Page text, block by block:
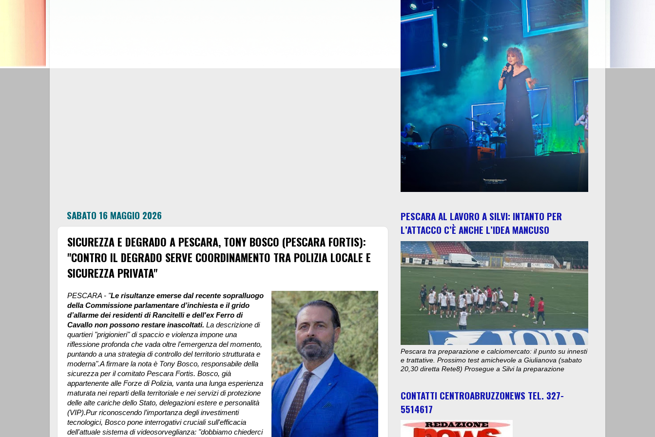
SABATO 16 MAGGIO 2026
SICUREZZA E DEGRADO A PESCARA, TONY BOSCO (PESCARA FORTIS):
"CONTRO IL DEGRADO SERVE COORDINAMENTO TRA POLIZIA LOCALE E
SICUREZZA PRIVATA"
PESCARA - "Le risultanze emerse dal recente sopralluogo
della Commissione parlamentare d’inchiesta e il grido
d’allarme dei residenti di Rancitelli e dell'ex Ferro di
Cavallo non possono restare inascoltati. La descrizione di
quartieri "prigionieri" di spaccio e violenza impone una
riflessione profonda che vada oltre l'emergenza del momento,
puntando a una strategia di controllo del territorio strutturata e
moderna".A firmare la nota è Tony Bosco, responsabile della
sicurezza per il comitato Pescara Fortis. Bosco, già
appartenente alle Forze di Polizia, vanta una lunga esperienza
maturata nei reparti della territoriale e nei servizi di protezione
delle alte cariche dello Stato, delegazioni estere e personalità
(VIP).Pur riconoscendo l’importanza degli investimenti
tecnologici, Bosco pone interrogativi cruciali sull'efficacia
dell'attuale sistema di videosorveglianza: "dobbiamo chiederci
PESCARA AL LAVORO A SILVI: INTANTO PER
L’ATTACCO C’È ANCHE L’IDEA MANCUSO
Pescara tra preparazione e calciomercato: il punto su innesti
e trattative. Prossimo test amichevole a Giulianova (sabato
20,30 diretta Rete8) Prosegue a Silvi la preparazione
CONTATTI CENTROABRUZZONEWS TEL. 327-
5514617